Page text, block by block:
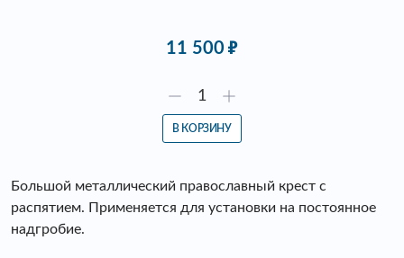
11 500
В КОРЗИНУ
Большой металлический православный крест с
распятием. Применяется для установки на постоянное
надгробие.